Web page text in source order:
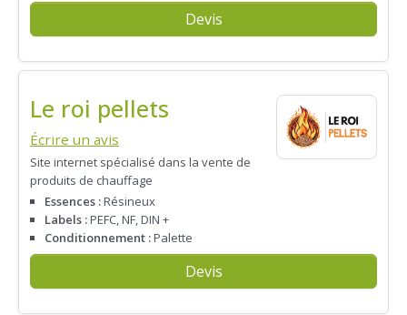
Devis
Le roi pellets
Écrire un avis
Site internet spécialisé dans la vente de
produits de chauffage
Essences :Résineux
Labels :PEFC, NF, DIN +
Conditionnement :Palette
Devis